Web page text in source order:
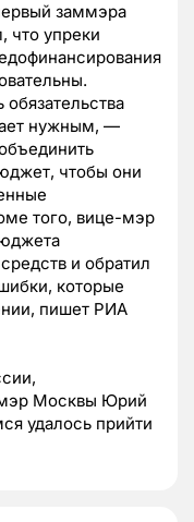
заммэра
что упреки
нужным, —
чтобы они
того, вице-мэр
и обратил
которые
пишет РИА
Москвы Юрий
удалось прийти